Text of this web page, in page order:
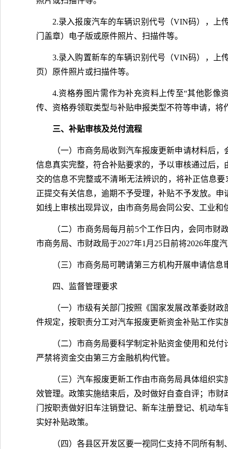
2.录入报废汽车的车辆识别代号（VIN码），上
门盖章）电子版或原件照片、扫描件等。
3.录入购置新车的车辆识别代号（VIN码），上
页）原件照片或扫描件等。
4.资格券图片需作为补充资料上传至“其他影像
传、资格券领取类型与补贴申报类型不符等申请，将
三、补贴审核及兑付流程
（一）市商务局收到汽车报废更新申请材料后
信息真实完整，符合补贴要求的，予以审核通过后
交的信息不完整或不清晰无法辨识的，将补正信息
正提交有关信息，逾期不予受理，补贴不予发放。
如线上审核出现异议，由市商务局会同公安、工业
（二）市商务局每月前5个工作日内，会同市
市商务局、市财政局于2027年1月25日前将2026年度
（三）市商务局可聘请第三方机构开展申请信
四、监督管理要求
（一）市级有关部门按照《国家发展改革委财
件规定，按职责分工对汽车报废更新资金补贴工作
（二）市商务局要科学制定补贴资金使用和兑
严禁将资金交由第三方金融机构代管。
（三）汽车报废更新工作由市商务局具体组织
效管理。政策实施结束后，及时做好自查自评；市
门按职责做好旧车注销登记、新车注册登记、机动
实好补贴政策。
（四）各县区开发区要一视同仁支持不同所有